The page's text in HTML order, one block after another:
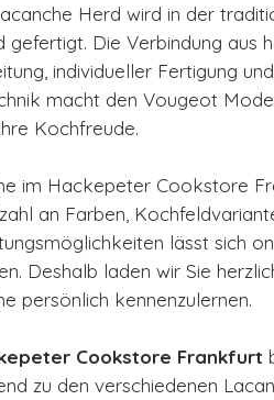
Herd wird in der
gefertigt. Die Verbindung aus
individueller Fertigung
macht den Vougeot
Kochfreude.
im Hackepeter Cookstore
an Farben,
lässt sich
Deshalb laden wir Sie
persönlich kennenzulernen.
Cookstore Frankfurt
zu den verschiedenen